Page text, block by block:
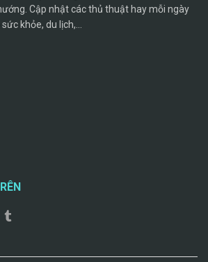
Cập nhật các thủ thuật hay mỗi ngày
khỏe, du lịch,...